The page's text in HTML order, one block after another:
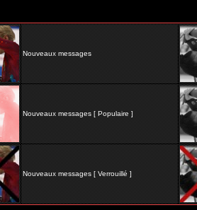
Nouveaux messages
Nouveaux messages [ Populaire ]
Nouveaux messages [ Verrouillé ]